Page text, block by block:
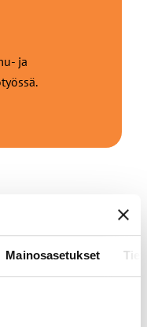
Mainosasetukset
ja